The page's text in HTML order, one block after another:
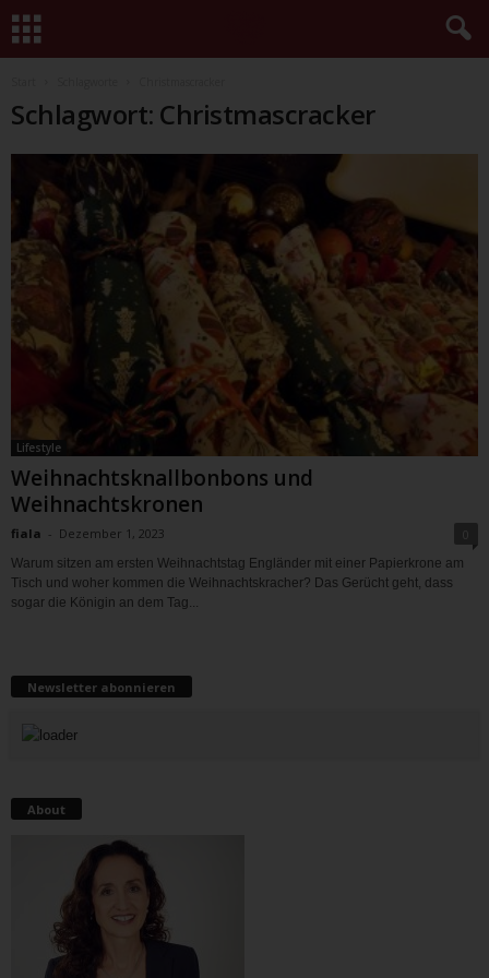
Schlagwort: Christmascracker
Lifestyle
Weihnachtsknallbonbons und
Weihnachtskronen
fiala - Dezember 1, 2023
Warum sitzen am ersten Weihnachtstag Engländer mit einer Papierkrone am
Tisch und woher kommen die Weihnachtskracher? Das Gerücht geht, dass
sogar die Königin an dem Tag...
Newsletter abonnieren
About